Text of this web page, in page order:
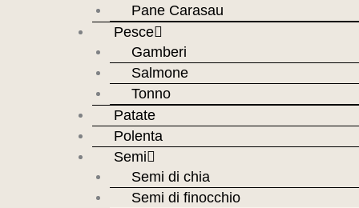
Pane Carasau
Pesce
Gamberi
Salmone
Tonno
Patate
Polenta
Semi
Semi di chia
Semi di finocchio